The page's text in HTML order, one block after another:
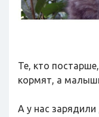
Те, кто
кормят, а
А у нас